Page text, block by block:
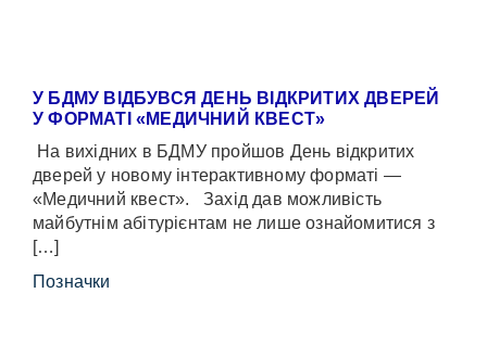
У БДМУ ВІДБУВСЯ ДЕНЬ ВІДКРИТИХ ДВЕРЕЙ
У ФОРМАТІ «МЕДИЧНИЙ КВЕСТ»
На вихідних в БДМУ пройшов День відкритих
дверей у новому інтерактивному форматі —
«Медичний квест». Захід дав можливість
майбутнім абітурієнтам не лише ознайомитися з
[…]
Позначки